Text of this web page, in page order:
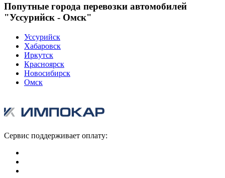
Попутные города перевозки автомобилей
"Уссурийск - Омск"
Уссурийск
Хабаровск
Иркутск
Красноярск
Новосибирск
Омск
Сервис поддерживает оплату: